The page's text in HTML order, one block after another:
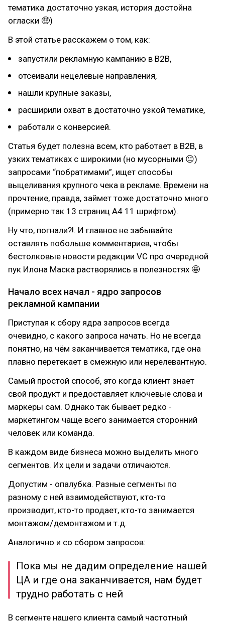
тематика достаточно узкая, история достойна
огласки 🤑)
В этой статье расскажем о том, как:
запустили рекламную кампанию в В2В,
отсеивали нецелевые направления,
нашли крупные заказы,
расширили охват в достаточно узкой тематике,
работали с конверсией.
Статья будет полезна всем, кто работает в В2В, в
узких тематиках с широкими (но мусорными 😐)
запросами “побратимами”, ищет способы
выцеливания крупного чека в рекламе. Времени на
прочтение, правда, займет тоже достаточно много
(примерно так 13 страниц А4 11 шрифтом).
Ну что, погнали?!. И главное не забывайте
оставлять побольше комментариев, чтобы
бестолковые новости редакции VC про очередной
пук Илона Маска растворялись в полезностях 🤩
Начало всех начал - ядро запросов
рекламной кампании
Приступая к сбору ядра запросов всегда
очевидно, с какого запроса начать. Но не всегда
понятно, на чём заканчивается тематика, где она
плавно перетекает в смежную или нерелевантную.
Самый простой способ, это когда клиент знает
свой продукт и предоставляет ключевые слова и
маркеры сам. Однако так бывает редко -
маркетингом чаще всего занимается сторонний
человек или команда.
В каждом виде бизнеса можно выделить много
сегментов. Их цели и задачи отличаются.
Допустим - опалубка. Разные сегменты по
разному с ней взаимодействуют, кто-то
производит, кто-то продает, кто-то занимается
монтажом/демонтажом и т.д.
Аналогично и со сбором запросов:
Пока мы не дадим определение нашей
ЦА и где она заканчивается, нам будет
трудно работать с ней
В сегменте нашего клиента самый частотный